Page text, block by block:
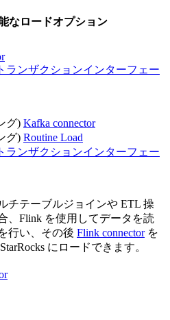
なロードオプション
ランザクションインターフェー
グ) Kafka connector
グ) Routine Load
ランザクションインターフェー
チテーブルジョインや ETL 操
、Flink を使用してデータを読
行い、その後 Flink connectorを
にロードできます。